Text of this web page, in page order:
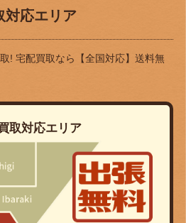
対応エリア
! 宅配買取なら
【全国対応】送料無
取対応エリア